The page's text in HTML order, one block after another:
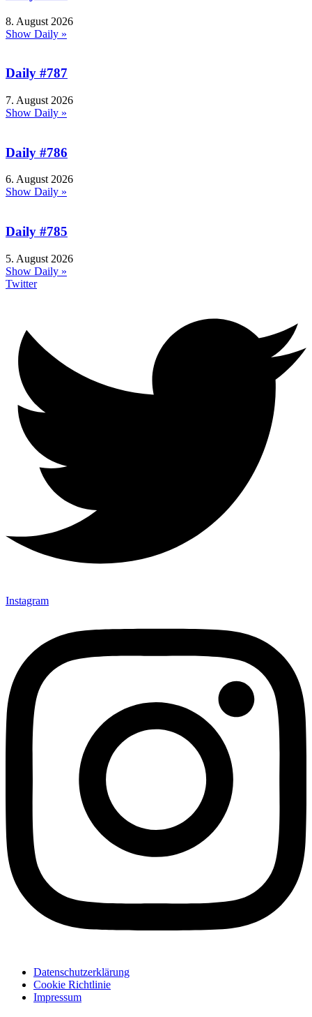
8. August 2026
Show Daily »
Daily #787
7. August 2026
Show Daily »
Daily #786
6. August 2026
Show Daily »
Daily #785
5. August 2026
Show Daily »
Twitter
Instagram
Datenschutzerklärung
Cookie Richtlinie
Impressum